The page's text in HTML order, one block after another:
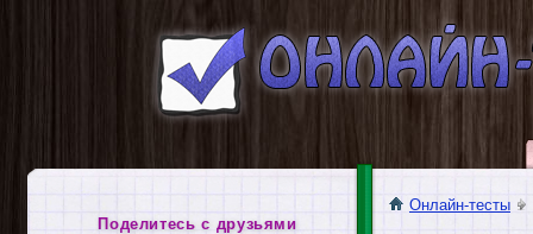
Онлайн-тесты
Поделитесь с друзьями